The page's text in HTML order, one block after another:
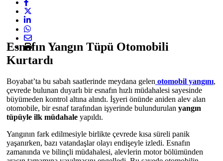
Esnafın Yangın Tüpü Otomobili
Kurtardı
Boyabat’ta bu sabah saatlerinde meydana gelen otomobil yangını,
çevrede bulunan duyarlı bir esnafın hızlı müdahalesi sayesinde
büyümeden kontrol altına alındı. İşyeri önünde aniden alev alan
otomobile, bir esnaf tarafından işyerinde bulundurulan yangın
tüpüyle ilk müdahale yapıldı.
Yangının fark edilmesiyle birlikte çevrede kısa süreli panik
yaşanırken, bazı vatandaşlar olayı endişeyle izledi. Esnafın
zamanında ve bilinçli müdahalesi, alevlerin motor bölümünden